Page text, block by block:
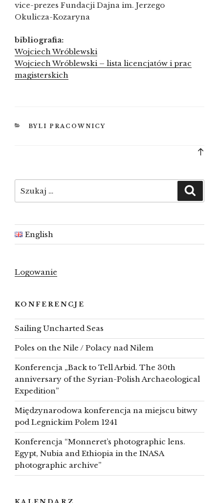
vice-prezes Fundacji Dajna im. Jerzego
Okulicza-Kozaryna
bibliografia:
Wojciech Wróblewski
Wojciech Wróblewski – lista licencjatów i prac
magisterskich
KATEGORIE
BYLI PRACOWNICY
English
Logowanie
KONFERENCJE
Sailing Uncharted Seas
Poles on the Nile / Polacy nad Nilem
Konferencja „Back to Tell Arbid. The 30th
anniversary of the Syrian-Polish Archaeological
Expedition”
Międzynarodowa konferencja na miejscu bitwy
pod Legnickim Polem 1241
Konferencja “Monneret’s photographic lens.
Egypt, Nubia and Ethiopia in the INASA
photographic archive”